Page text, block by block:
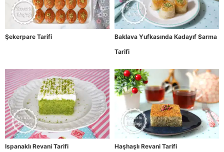
Şekerpare Tarifi
Baklava Yufkasında Kadayıf Sarma
Tarifi
Ispanaklı Revani Tarifi Haşhaşlı Revani Tarifi